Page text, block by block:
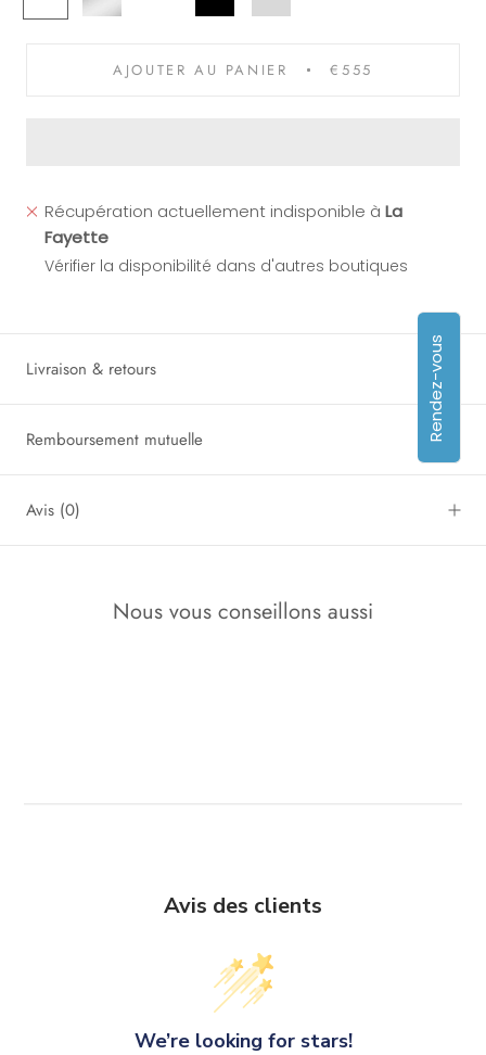
Rendez-vous
AJOUTER AU PANIER €555
Récupération actuellement indisponible à La
Fayette
Vérifier la disponibilité dans d'autres boutiques
Livraison & retours
Remboursement mutuelle
Avis (0)
Nous vous conseillons aussi
Avis des clients
We’re looking for stars!